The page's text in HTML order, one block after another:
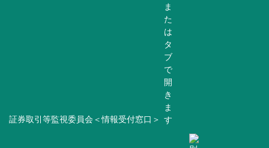
証券取引等監視委員会＜情報受付窓口＞